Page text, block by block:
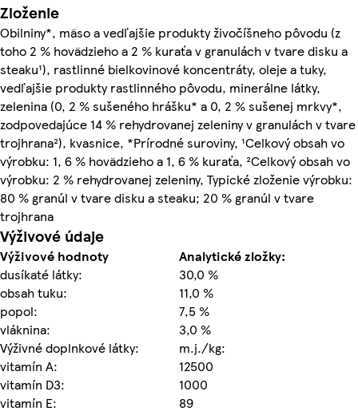
Zloženie
Obilniny*, mäso a vedľajšie produkty živočíšneho pôvodu (z
toho 2 % hovädzieho a 2 % kuraťa v granulách v tvare disku a
steaku¹), rastlinné bielkovinové koncentráty, oleje a tuky,
vedľajšie produkty rastlinného pôvodu, minerálne látky,
zelenina (0, 2 % sušeného hrášku* a 0, 2 % sušenej mrkvy*,
zodpovedajúce 14 % rehydrovanej zeleniny v granulách v tvare
trojhrana²), kvasnice, *Prírodné suroviny, ¹Celkový obsah vo
výrobku: 1, 6 % hovädzieho a 1, 6 % kuraťa, ²Celkový obsah vo
výrobku: 2 % rehydrovanej zeleniny, Typické zloženie výrobku:
80 % granúl v tvare disku a steaku; 20 % granúl v tvare
trojhrana
Výživové údaje
Výživové hodnoty
Analytické zložky:
dusíkaté látky:
30,0 %
obsah tuku:
11,0 %
popol:
7,5 %
vláknina:
3,0 %
Výživné doplnkové látky:
m.j./kg:
vitamín A:
12500
vitamín D3:
1000
vitamín E:
89